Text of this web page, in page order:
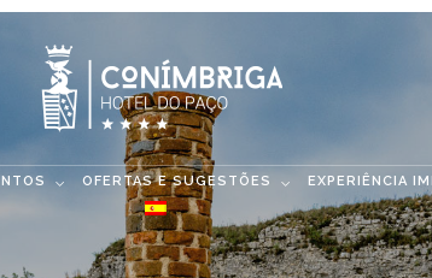
OFERTAS E SUGESTÕES EXPERIÊNCIA